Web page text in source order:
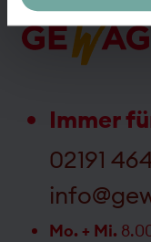
Immer
02191
Mo. + Mi.